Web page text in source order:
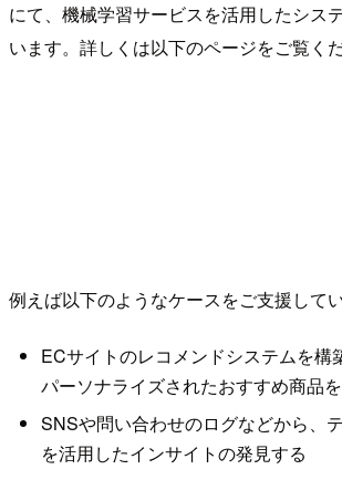
にて、機械学習サービスを活用したシス
います。詳しくは以下のページをご覧くだ
例えば以下のようなケースをご支援してい
ECサイトのレコメンドシステムを構
パーソナライズされたおすすめ商品
SNSや問い合わせのログなどから、
を活用したインサイトの発見する